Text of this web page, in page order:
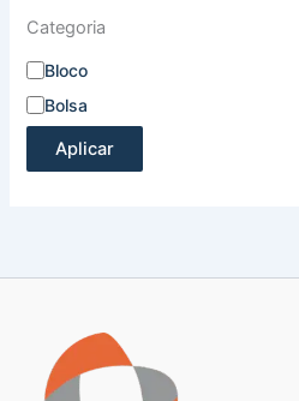
Categoria
Bloco
Bolsa
Aplicar